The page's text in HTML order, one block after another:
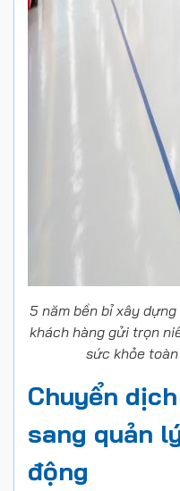
5 năm bền bỉ xây
khách hàng gửi trọn
sức khỏe
Chuyển
sang quản
động